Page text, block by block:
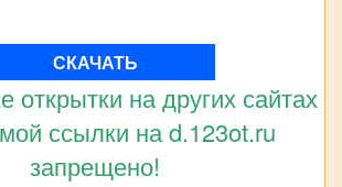
СКАЧАТЬ
открытки на других сайтах
ссылки на d.123ot.ru
запрещено!